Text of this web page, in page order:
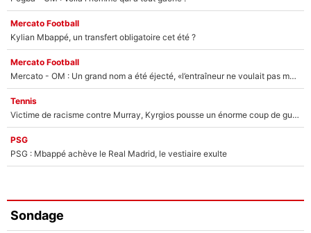
Mercato Football
Kylian Mbappé, un transfert obligatoire cet été ?
Mercato Football
Mercato - OM : Un grand nom a été éjecté, «l’entraîneur ne voulait pas me conserver»
Tennis
Victime de racisme contre Murray, Kyrgios pousse un énorme coup de gueule !
PSG
PSG : Mbappé achève le Real Madrid, le vestiaire exulte
Sondage